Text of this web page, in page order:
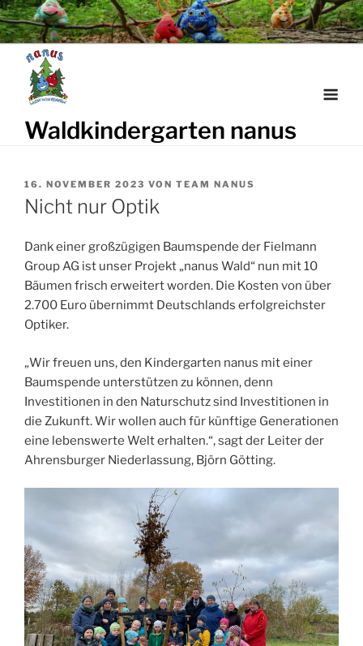
Weiter
zum
Inhalt
Waldkindergarten nanus
VERÖFFENTLICHT
AM
16. NOVEMBER 2023 VON TEAM NANUS
Nicht nur Optik
Dank einer großzügigen Baumspende der Fielmann
Group AG ist unser Projekt „nanus Wald“ nun mit 10
Bäumen frisch erweitert worden. Die Kosten von über
2.700 Euro übernimmt Deutschlands erfolgreichster
Optiker.
„Wir freuen uns, den Kindergarten nanus mit einer
Baumspende unterstützen zu können, denn
Investitionen in den Naturschutz sind Investitionen in
die Zukunft. Wir wollen auch für künftige Generationen
eine lebenswerte Welt erhalten.“, sagt der Leiter der
Ahrensburger Niederlassung, Björn Götting.